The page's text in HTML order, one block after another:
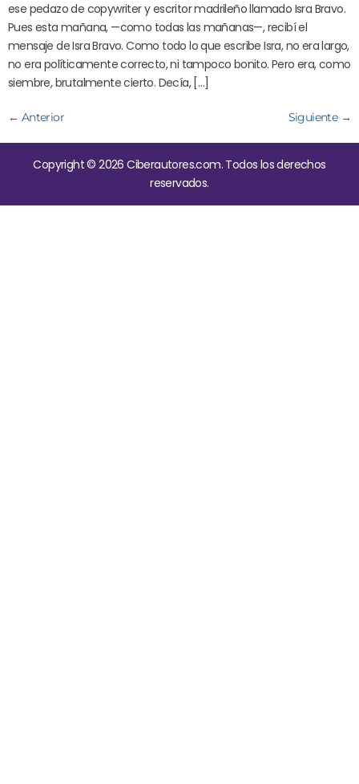
ese pedazo de copywriter y escritor madrileño llamado Isra Bravo.
Pues esta mañana, —como todas las mañanas—, recibí el
mensaje de Isra Bravo. Como todo lo que escribe Isra, no era largo,
no era políticamente correcto, ni tampoco bonito. Pero era, como
siembre, brutalmente cierto. Decía, […]
← Anterior Siguiente →
Copyright © 2026 Ciberautores.com. Todos los derechos
reservados.